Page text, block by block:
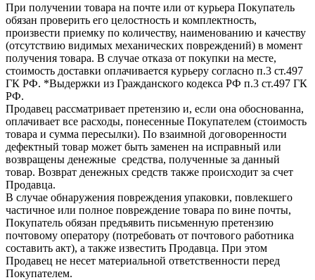
При получении товара на почте или от курьера Покупатель
обязан проверить его целостность и комплектность,
произвести приемку по количеству, наименованию и качеству
(отсутствию видимых механических повреждений) в момент
получения товара. В случае отказа от покупки на месте,
стоимость доставки оплачивается курьеру согласно п.3 ст.497
ГК РФ. *Выдержки из Гражданского кодекса РФ п.3 ст.497 ГК
РФ.
Продавец рассматривает претензию и, если она обоснованна,
оплачивает все расходы, понесенные Покупателем (стоимость
товара и сумма пересылки). По взаимной договоренности
дефектный товар может быть заменен на исправный или
возвращены денежные средства, полученные за данный
товар. Возврат денежных средств также происходит за счет
Продавца.
В случае обнаружения повреждения упаковки, повлекшего
частичное или полное повреждение товара по вине почты,
Покупатель обязан предъявить письменную претензию
почтовому оператору (потребовать от почтового работника
составить акт), а также известить Продавца. При этом
Продавец не несет материальной ответственности перед
Покупателем.